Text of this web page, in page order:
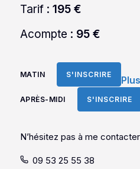
Tarif : 195 €
Acompte : 95 €
MATIN S'INSCRIRE
APRÈS-MIDI S'INSCRIRE
N’hésitez pas à me
09 53 25 55 38